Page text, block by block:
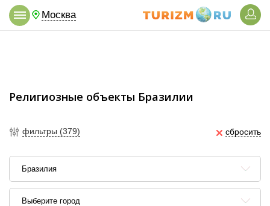
Москва
Религиозные объекты Бразилии
фильтры (379) сбросить
Бразилия
Выберите город